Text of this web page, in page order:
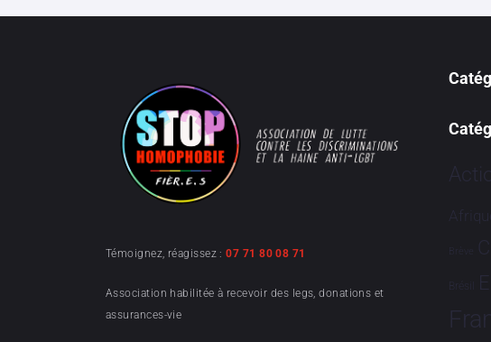
Témoignez, réagissez :07 71 80 08 71
Association habilitée à recevoir des legs, donations et
assurances-vie
Brève
Brésil